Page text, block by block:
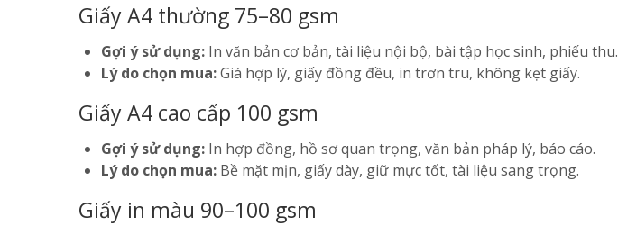
Giấy A4 thường 75–80 gsm
Gợi ý sử dụng: In văn bản cơ bản, tài liệu nội bộ, bài tập học sinh, phiếu thu.
Lý do chọn mua:Giá hợp lý, giấy đồng đều, in trơn tru, không kẹt giấy.
Giấy A4 cao cấp 100 gsm
Gợi ý sử dụng: In hợp đồng, hồ sơ quan trọng, văn bản pháp lý, báo cáo.
Lý do chọn mua: Bề mặt mịn, giấy dày, giữ mực tốt, tài liệu sang trọng.
Giấy in màu 90–100 gsm